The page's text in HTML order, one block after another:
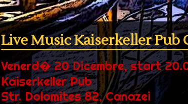
Live Music Kaiserkeller Pub
Venerd� 20 Dicembre, start
Kaiserkeller Pub
Str. Dolomites 82, Canazei